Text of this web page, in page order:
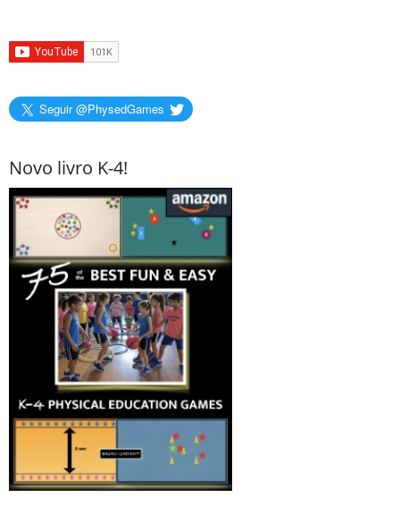
Seguir @PhysedGames
Novo livro K-4!